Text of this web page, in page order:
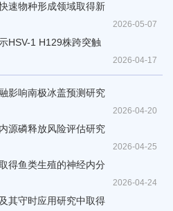
2026-05-07
速物种形成领域取得新
2026-04-17
HSV-1 H129株跨突触
2026-04-20
影响南极冰盖预测研究
2026-04-25
源磷释放风险评估研究
2026-04-24
得鱼类生殖的神经内分
其守时应用研究中取得